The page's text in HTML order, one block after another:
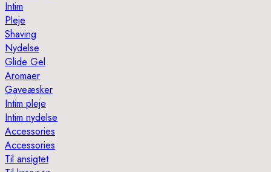
Intim
Pleje
Shaving
Nydelse
Glide Gel
Aromaer
Gaveæsker
Intim pleje
Intim nydelse
Accessories
Accessories
Til ansigtet